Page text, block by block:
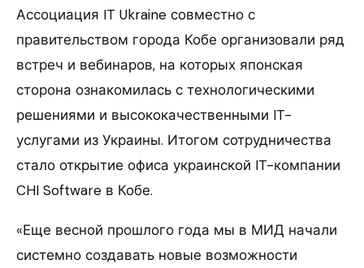
Ассоциация IT Ukraine совместно с
правительством города Кобе организовали ряд
встреч и вебинаров, на которых японская
сторона ознакомилась с технологическими
решениями и высококачественными IT-
услугами из Украины. Итогом сотрудничества
стало открытие офиса украинской IT-компании
CHI Software в Кобе.
«Еще весной прошлого года мы в МИД начали
системно создавать новые возможности